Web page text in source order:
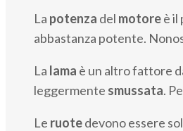
La potenza del motoreè il
abbastanza potente.
La lama è un altro fattore
leggermente smussata.
Le ruotedevono essere